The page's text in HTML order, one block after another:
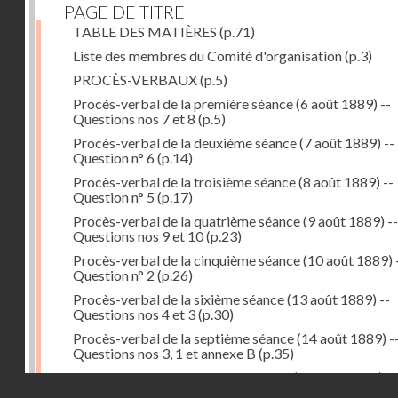
PAGE DE TITRE
TABLE DES MATIÈRES (p.71)
Liste des membres du Comité d'organisation(p.3)
PROCÈS-VERBAUX(p.5)
Procès-verbal de la première séance (6 août 1889) --
Questions nos 7 et 8 (p.5)
Procès-verbal de la deuxième séance (7 août 1889) --
Question n° 6 (p.14)
Procès-verbal de la troisième séance (8 août 1889) --
Question n° 5 (p.17)
Procès-verbal de la quatrième séance (9 août 1889) --
Questions nos 9 et 10(p.23)
Procès-verbal de la cinquième séance (10 août 1889)
Question n° 2 (p.26)
Procès-verbal de la sixième séance (13 août 1889) --
Questions nos 4 et 3(p.30)
Procès-verbal de la septième séance (14 août 1889)
Questions nos 3, 1 et annexe B (p.35)
Procès-verbal de la huitième séance (16 août 1889) --